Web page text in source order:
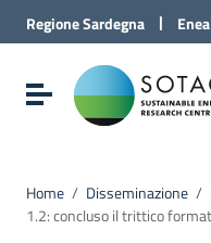
Vai al Contenuto
Vai alla navigazione del
Vai al Footer
RegioneSardegna | Enea
Visualizza/nascondi
Home / Disseminazione /
1.2: concluso il trittico